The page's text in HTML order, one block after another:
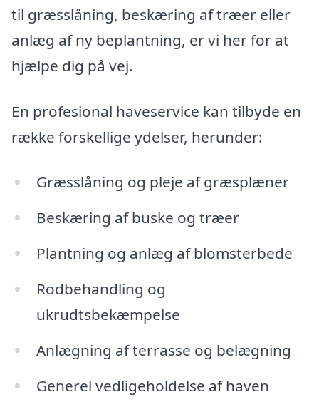
til græsslåning, beskæring af træer eller
anlæg af ny beplantning, er vi her for at
hjælpe dig på vej.
En profesional haveservice kan tilbyde en
række forskellige ydelser, herunder:
Græsslåning og pleje af græsplæner
Beskæring af buske og træer
Plantning og anlæg af blomsterbede
Rodbehandling og
ukrudtsbekæmpelse
Anlægning af terrasse og belægning
Generel vedligeholdelse af haven